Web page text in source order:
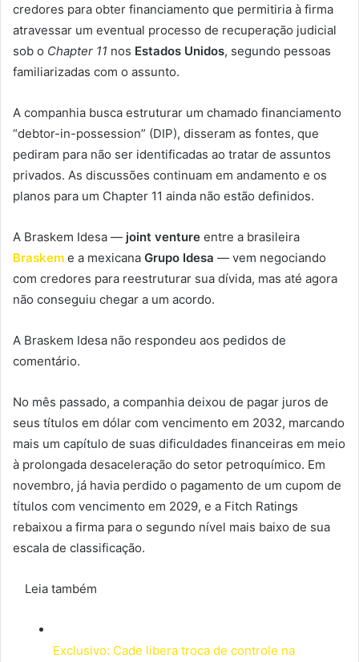
credores para obter financiamento que permitiria à firma
atravessar um eventual processo de recuperação judicial
sob o Chapter 11 nos Estados Unidos, segundo pessoas
familiarizadas com o assunto.
A companhia busca estruturar um chamado financiamento
“debtor-in-possession” (DIP), disseram as fontes, que
pediram para não ser identificadas ao tratar de assuntos
privados. As discussões continuam em andamento e os
planos para um Chapter 11 ainda não estão definidos.
A Braskem Idesa — joint venture entre a brasileira
Braskem e a mexicana Grupo Idesa — vem negociando
com credores para reestruturar sua dívida, mas até agora
não conseguiu chegar a um acordo.
A Braskem Idesa não respondeu aos pedidos de
comentário.
No mês passado, a companhia deixou de pagar juros de
seus títulos em dólar com vencimento em 2032, marcando
mais um capítulo de suas dificuldades financeiras em meio
à prolongada desaceleração do setor petroquímico. Em
novembro, já havia perdido o pagamento de um cupom de
títulos com vencimento em 2029, e a Fitch Ratings
rebaixou a firma para o segundo nível mais baixo de sua
escala de classificação.
Leia também
Exclusivo: Cade libera troca de controle na